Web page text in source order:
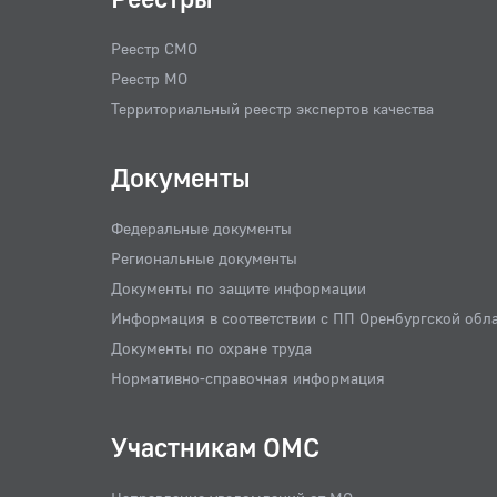
Реестр СМО
Реестр МО
Территориальный реестр экспертов качества
Документы
Федеральные документы
Региональные документы
Документы по защите информации
Информация в соответствии с ПП Оренбургской
Документы по охране труда
Нормативно-справочная информация
Участникам ОМС